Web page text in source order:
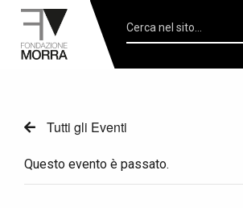
Tutti gli Eventi
Questo evento è passato.